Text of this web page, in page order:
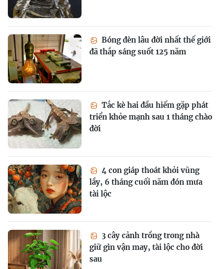
Bóng đèn lâu đời nhất thế giới
đã thắp sáng suốt 125 năm
Tắc kè hai đầu hiếm gặp phát
triển khỏe mạnh sau 1 tháng chào
đời
4 con giáp thoát khỏi vũng
lầy, 6 tháng cuối năm đón mưa
tài lộc
3 cây cảnh trồng trong nhà
giữ gìn vận may, tài lộc cho đời
sau